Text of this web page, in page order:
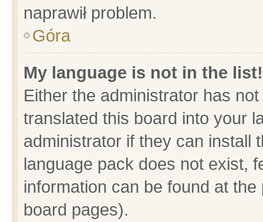
naprawił problem.
Góra
My language is not in the list!
Either the administrator has
translated this board into your
administrator if they can install
language pack does not exist,
information can be found at
board pages).